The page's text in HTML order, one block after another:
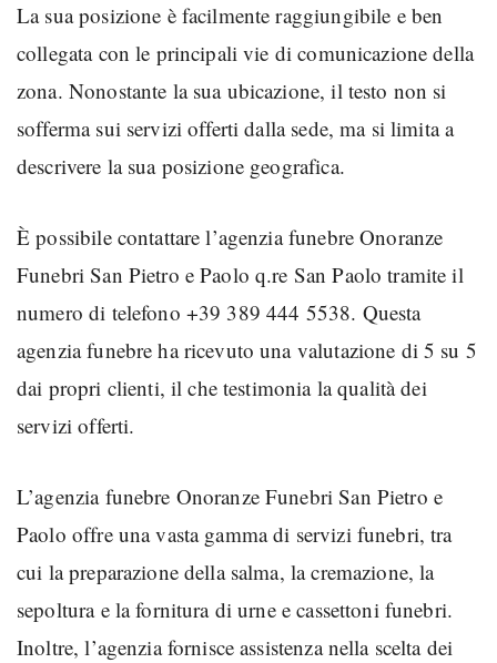
La sua posizione è facilmente raggiungibile e ben
collegata con le principali vie di comunicazione della
zona. Nonostante la sua ubicazione, il testo non si
sofferma sui servizi offerti dalla sede, ma si limita a
descrivere la sua posizione geografica.
È possibile contattare l’agenzia funebre Onoranze
Funebri San Pietro e Paolo q.re San Paolo tramite il
numero di telefono +39 389 444 5538. Questa
agenzia funebre ha ricevuto una valutazione di 5 su 5
dai propri clienti, il che testimonia la qualità dei
servizi offerti.
L’agenzia funebre Onoranze Funebri San Pietro e
Paolo offre una vasta gamma di servizi funebri, tra
cui la preparazione della salma, la cremazione, la
sepoltura e la fornitura di urne e cassettoni funebri.
Inoltre, l’agenzia fornisce assistenza nella scelta dei